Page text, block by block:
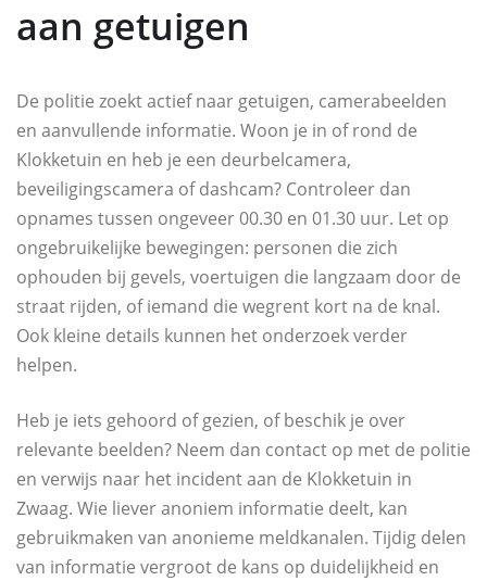
aan getuigen
De politie zoekt actief naar getuigen, camerabeelden
en aanvullende informatie. Woon je in of rond de
Klokketuin en heb je een deurbelcamera,
beveiligingscamera of dashcam? Controleer dan
opnames tussen ongeveer 00.30 en 01.30 uur. Let op
ongebruikelijke bewegingen: personen die zich
ophouden bij gevels, voertuigen die langzaam door de
straat rijden, of iemand die wegrent kort na de knal.
Ook kleine details kunnen het onderzoek verder
helpen.
Heb je iets gehoord of gezien, of beschik je over
relevante beelden? Neem dan contact op met de politie
en verwijs naar het incident aan de Klokketuin in
Zwaag. Wie liever anoniem informatie deelt, kan
gebruikmaken van anonieme meldkanalen. Tijdig delen
van informatie vergroot de kans op duidelijkheid en